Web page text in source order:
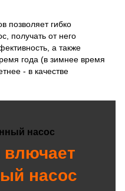
позволяет гибко
получать от него
а также
года (в зимнее время
- в качестве
влючает
насос